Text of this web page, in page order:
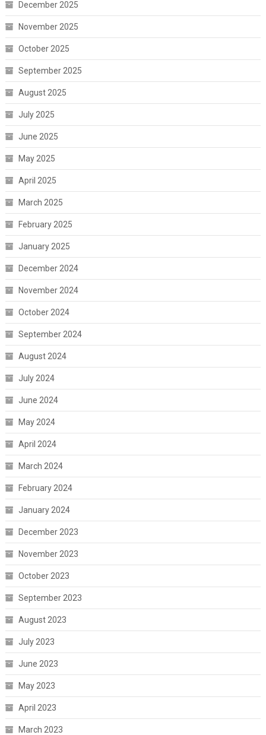
December 2025
November 2025
October 2025
September 2025
August 2025
July 2025
June 2025
May 2025
April 2025
March 2025
February 2025
January 2025
December 2024
November 2024
October 2024
September 2024
August 2024
July 2024
June 2024
May 2024
April 2024
March 2024
February 2024
January 2024
December 2023
November 2023
October 2023
September 2023
August 2023
July 2023
June 2023
May 2023
April 2023
March 2023